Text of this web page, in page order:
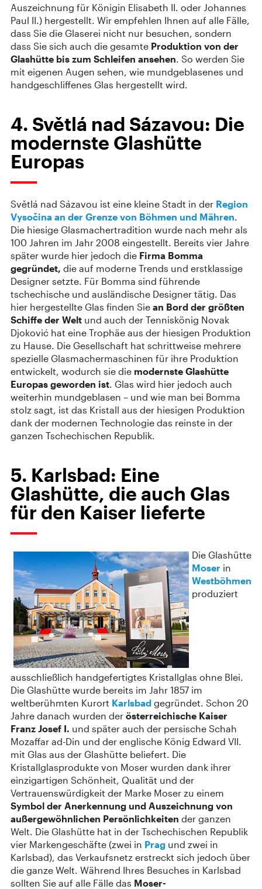
Auszeichnung für Königin Elisabeth II. oder Johannes
Paul II.) hergestellt. Wir empfehlen Ihnen auf alle Fälle,
dass Sie die Glaserei nicht nur besuchen, sondern
dass Sie sich auch die gesamte Produktion von der
Glashütte bis zum Schleifen ansehen. So werden Sie
mit eigenen Augen sehen, wie mundgeblasenes und
handgeschliffenes Glas hergestellt wird.
4. Světlá nad Sázavou: Die
modernste Glashütte
Europas
Světlá nad Sázavou ist eine kleine Stadt in der Region
Vysočina an der Grenze von Böhmen und Mähren.
Die hiesige Glasmachertradition wurde nach mehr als
100 Jahren im Jahr 2008 eingestellt. Bereits vier Jahre
später wurde hier jedoch die Firma Bomma
gegründet, die auf moderne Trends und erstklassige
Designer setzte. Für Bomma sind führende
tschechische und ausländische Designer tätig. Das
hier hergestellte Glas finden Sie an Bord der größten
Schiffe der Welt und auch der Tenniskönig Novak
Djoković hat eine Trophäe aus der hiesigen Produktion
zu Hause. Die Gesellschaft hat schrittweise mehrere
spezielle Glasmachermaschinen für ihre Produktion
entwickelt, wodurch sie die modernste Glashütte
Europas geworden ist. Glas wird hier jedoch auch
weiterhin mundgeblasen – und wie man bei Bomma
stolz sagt, ist das Kristall aus der hiesigen Produktion
dank der modernen Technologie das reinste in der
ganzen Tschechischen Republik.
5. Karlsbad: Eine
Glashütte, die auch Glas
für den Kaiser lieferte
Die Glashütte
Moser in
Westböhmen
produziert
ausschließlich handgefertigtes Kristallglas ohne Blei.
Die Glashütte wurde bereits im Jahr 1857 im
weltberühmten Kurort Karlsbad gegründet. Schon 20
Jahre danach wurden der österreichische Kaiser
Franz Josef I. und später auch der persische Schah
Mozaffar ad-Din und der englische König Edward VII.
mit Glas aus der Glashütte beliefert. Die
Kristallglasprodukte von Moser wurden dank ihrer
einzigartigen Schönheit, Qualität und der
Vertrauenswürdigkeit der Marke Moser zu einem
Symbol der Anerkennung und Auszeichnung von
außergewöhnlichen Persönlichkeiten der ganzen
Welt. Die Glashütte hat in der Tschechischen Republik
vier Markengeschäfte (zwei in Prag und zwei in
Karlsbad), das Verkaufsnetz erstreckt sich jedoch über
die ganze Welt. Während Ihres Besuches in Karlsbad
sollten Sie auf alle Fälle das Moser-